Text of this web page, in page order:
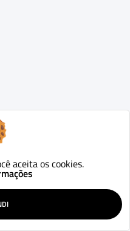
aceita os cookies.